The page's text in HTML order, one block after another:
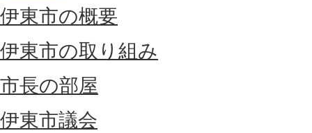
伊東市の概要
伊東市の取り組み
市長の部屋
伊東市議会